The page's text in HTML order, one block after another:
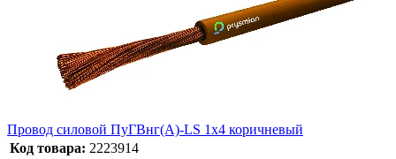
Провод силовой ПуГВнг(А)-LS 1х4 коричневый
Код товара: 2223914